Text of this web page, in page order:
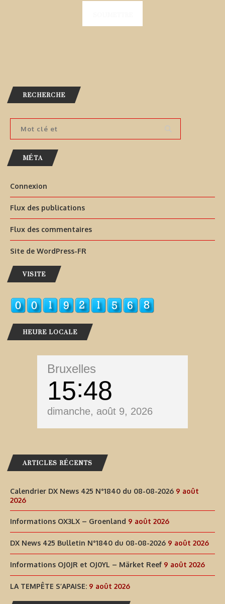
RECHERCHE
MÉTA
Connexion
Flux des publications
Flux des commentaires
Site de WordPress-FR
VISITE
HEURE LOCALE
Bruxelles
15 48
dimanche, août 9, 2026
ARTICLES RÉCENTS
Calendrier DX News 425 N°1840 du 08-08-2026 9 août
2026
Informations OX3LX – Groenland 9 août 2026
DX News 425 Bulletin N°1840 du 08-08-2026 9 août 2026
Informations OJ0JR et OJ0YL – Märket Reef 9 août 2026
LA TEMPÊTE S’APAISE: 9 août 2026